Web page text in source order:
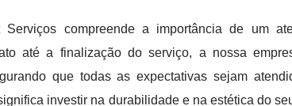
compreende a importância de um
até a finalização do serviço, a nossa
que todas as expectativas sejam
investir na durabilidade e na estética do